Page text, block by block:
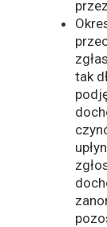
tak